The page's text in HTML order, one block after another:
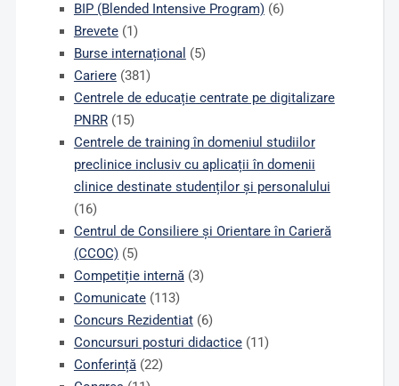
BIP (Blended Intensive Program)(6)
Brevete(1)
Burse internațional (5)
Cariere(381)
Centrele de educație centrate pe digitalizare
PNRR(15)
Centrele de training în domeniul studiilor
preclinice inclusiv cu aplicații în domenii
clinice destinate studenților și personalului
(16)
Centrul de Consiliere și Orientare în Carieră
(CCOC)(5)
Competiție internă(3)
Comunicate(113)
Concurs Rezidentiat(6)
Concursuri posturi didactice(11)
Conferință(22)